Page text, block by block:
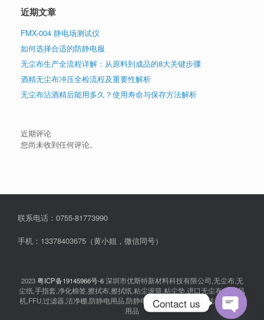
近期文章
FMX-004 静电场测试仪
如何选择合适的防静电服
无尘布生产全流程详解：从原料到成品的8大关键步骤
酒精无尘布冲压全检流程及重要性解析
无尘布沾酒精后能用多久？使用寿命与保存方法解析
近期评论
您尚未收到任何评论。
联系电话：0755-81773990
手机：13378403675（黄小姐，微信同号）
2023粤ICP备19145966号-6深圳市优斯特新材料科技有限公司,无尘布,无
尘纸,手指套,净化棉签,擦拭布,擦拭纸,粘尘滚筒,粘尘垫,进口无尘布,离子风
机,FFU,过滤器,洁净棚,防静电用品,防静电衣服,无尘室消耗品,耗材,实验室
用品
Contact us